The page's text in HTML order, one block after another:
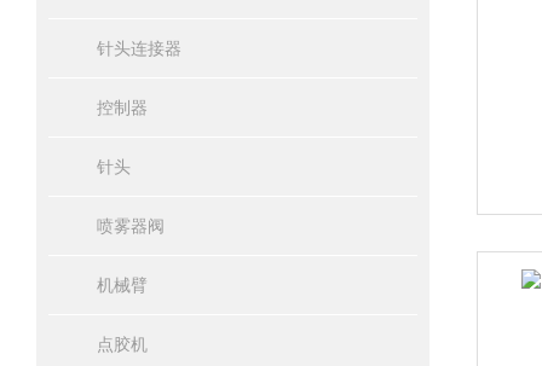
针头连接器
控制器
针头
喷雾器阀
机械臂
点胶机